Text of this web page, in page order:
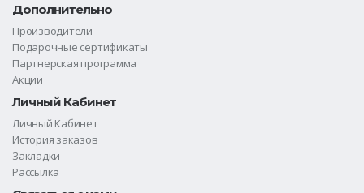
Дополнительно
Производители
Подарочные сертификаты
Партнерская программа
Акции
Личный Кабинет
Личный Кабинет
История заказов
Закладки
Рассылка